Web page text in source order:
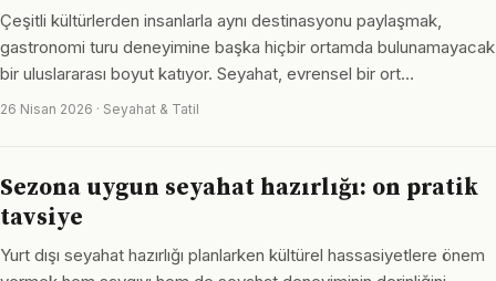
Çeşitli kültürlerden insanlarla aynı destinasyonu paylaşmak,
gastronomi turu deneyimine başka hiçbir ortamda bulunamayacak
bir uluslararası boyut katıyor. Seyahat, evrensel bir ort…
26 Nisan 2026 · Seyahat & Tatil
Sezona uygun seyahat hazırlığı: on pratik
tavsiye
Yurt dışı seyahat hazırlığı planlarken kültürel hassasiyetlere önem